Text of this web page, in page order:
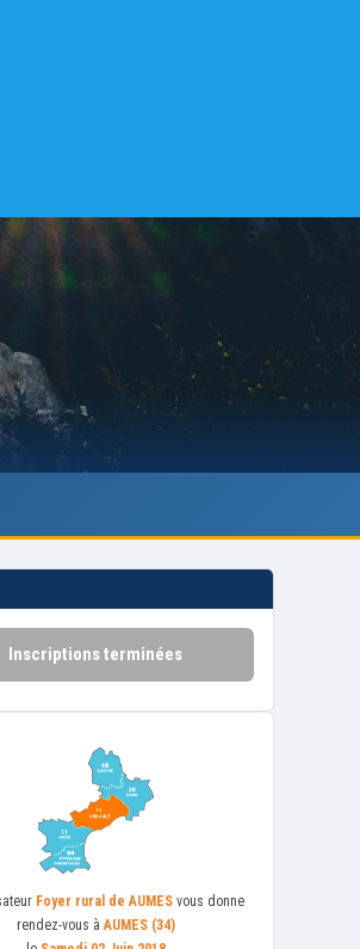
Inscriptions terminées
Foyer rural de AUMES vous donne
rendez-vous à AUMES (34)